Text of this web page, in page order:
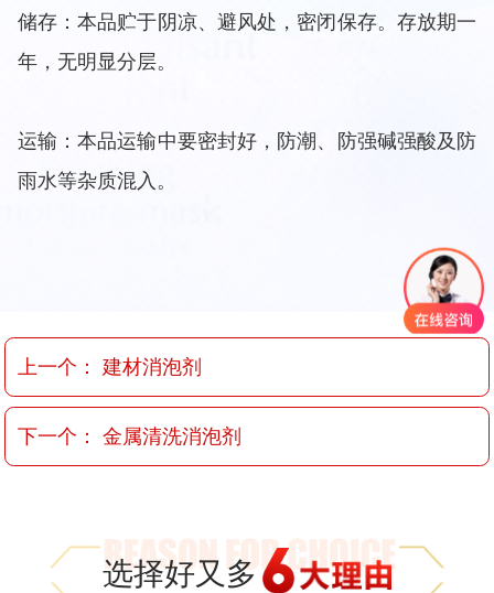
储存：本品贮于阴凉、避风处，密闭保存。存放期一
年，无明显分层。
运输：本品运输中要密封好，防潮、防强碱强酸及防
雨水等杂质混入。
上一个： 建材消泡剂
下一个： 金属清洗消泡剂
选择好又多